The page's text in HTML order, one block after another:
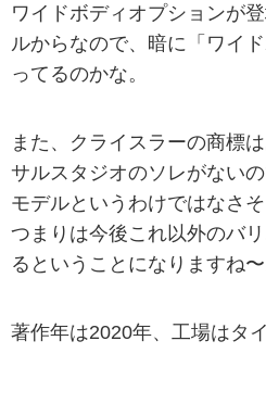
ワイドボディオプションが
ルからなので、暗に「ワイ
ってるのかな。
また、クライスラーの商標
サルスタジオのソレがない
モデルというわけではなさそ
つまりは今後これ以外のバ
るということになりますね〜
著作年は2020年、工場はタ